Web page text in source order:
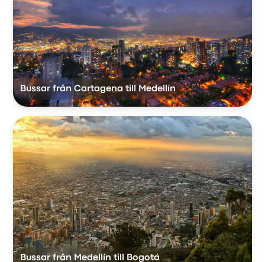
Bussar från Cartagena till Medellín
Bussar från Medellín till Bogotá